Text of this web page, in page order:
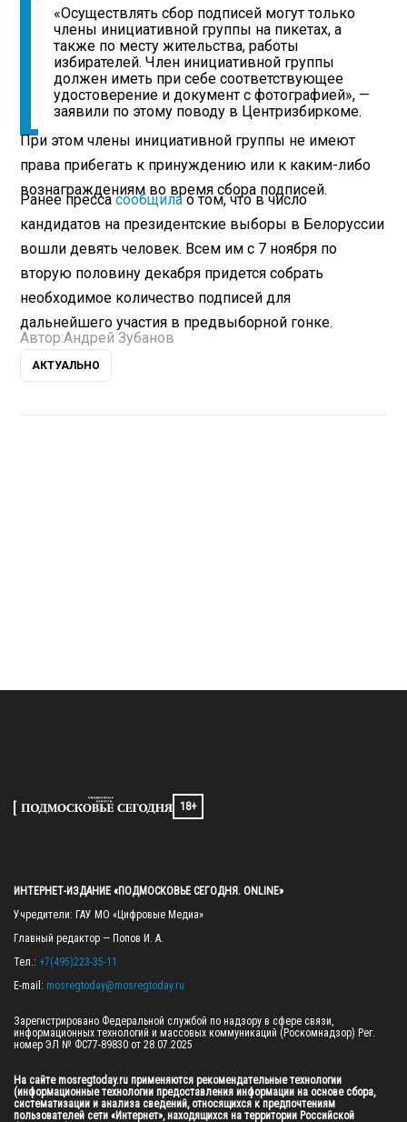
«Осуществлять сбор подписей могут только
члены инициативной группы на пикетах, а
также по месту жительства, работы
избирателей. Член инициативной группы
должен иметь при себе соответствующее
удостоверение и документ с фотографией», —
заявили по этому поводу в Центризбиркоме.
При этом члены инициативной группы не имеют
права прибегать к принуждению или к каким-либо
вознаграждениям во время сбора подписей.
Ранее прессасообщилао том, что в число
кандидатов на президентские выборы в Белоруссии
вошли девять человек. Всем им с 7 ноября по
вторую половину декабря придется собрать
необходимое количество подписей для
дальнейшего участия в предвыборной гонке.
Автор:Андрей Зубанов
АКТУАЛЬНО
18+
ИНТЕРНЕТ-ИЗДАНИЕ «ПОДМОСКОВЬЕ СЕГОДНЯ. ONLINE»
Учредители: ГАУ МО «Цифровые Медиа»
Главный редактор — Попов И. А.
Тел.: +7(495)223-35-11
E-mail: mosregtoday@mosregtoday.ru
Зарегистрировано Федеральной службой по надзору в сфере связи,
информационных технологий и массовых коммуникаций (Роскомнадзор) Рег.
номер ЭЛ № ФС77-89830 от 28.07.2025
На сайте mosregtoday.ru применяются рекомендательные технологии
(информационные технологии предоставления информации на основе сбора,
систематизации и анализа сведений, относящихся к предпочтениям
пользователей сети «Интернет», находящихся на территории Российской